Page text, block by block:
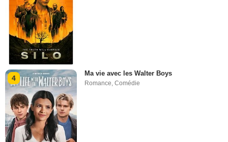
4
Ma vie avec les Walter Boys
Romance ,Comédie